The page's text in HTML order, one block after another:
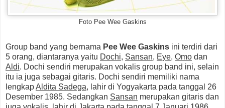
Foto Pee Wee Gaskins
Group band yang bernama Pee Wee Gaskins ini terdiri dari
5 orang, diantaranya yaitu Dochi, Sansan, Eye, Omo dan
Aldi. Dochi sendiri merupakan vokalis group band ini, selain
itu ia juga sebagai gitaris. Dochi sendiri memiliki nama
lengkapAldita Sadega, lahir di Yogyakarta pada tanggal 26
Desember 1985. Sedangkan Sansan merupakan gitaris dan